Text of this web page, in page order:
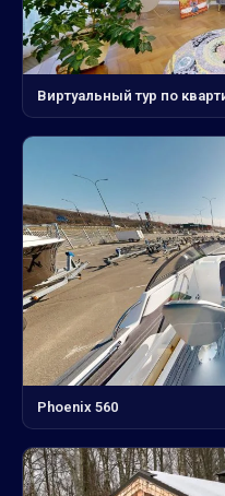
Виртуальный тур по
Phoenix 560